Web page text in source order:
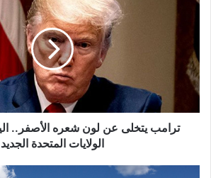
يتخلى
شعره
الأصفر..
اليكم
"لوك"
رئيس
الولاياتترامب يتخلى عن لون شعره الأصفر..
الولايات المتحدة الجديد